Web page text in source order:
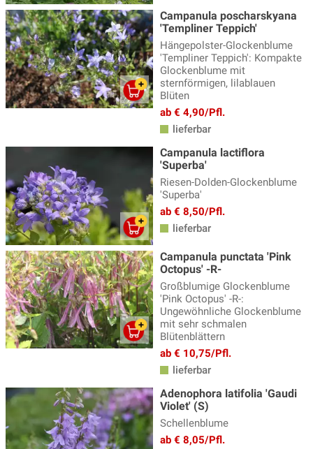
Campanula poscharskyana
'Templiner Teppich'
Hängepolster-Glockenblume
'Templiner Teppich': Kompakte
Glockenblume mit
sternförmigen, lilablauen
Blüten
ab € 4,90/Pfl.
lieferbar
Campanula lactiflora
'Superba'
Riesen-Dolden-Glockenblume
'Superba'
ab € 8,50/Pfl.
lieferbar
Campanula punctata 'Pink
Octopus' -R-
Großblumige Glockenblume
'Pink Octopus' -R-:
Ungewöhnliche Glockenblume
mit sehr schmalen
Blütenblättern
ab € 10,75/Pfl.
lieferbar
Adenophora latifolia 'Gaudi
Violet' (S)
Schellenblume
ab € 8,05/Pfl.